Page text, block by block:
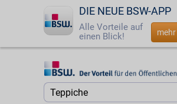
DIE NEUE BSW-APP
Alle Vorteile auf
einen Blick!
Startseite
Jetzt BSW-Mitglied werden
Startseite